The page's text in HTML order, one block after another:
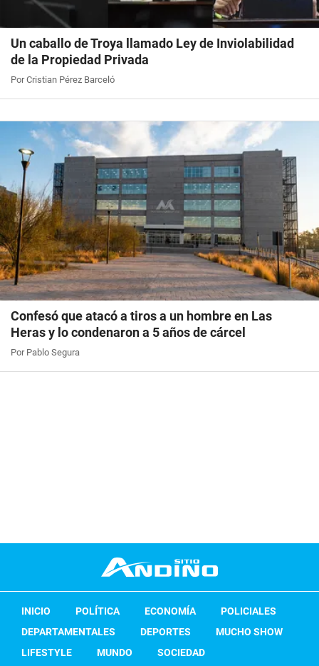
Un caballo de Troya llamado Ley de Inviolabilidad
de la Propiedad Privada
Por Cristian Pérez Barceló
Confesó que atacó a tiros a un hombre en Las
Heras y lo condenaron a 5 años de cárcel
Por Pablo Segura
INICIO POLÍTICA ECONOMÍA
POLICIALES
DEPARTAMENTALES
DEPORTES
MUCHO SHOW
LIFESTYLE
MUNDO SOCIEDAD